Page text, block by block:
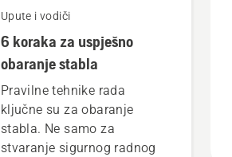
Upute i vodiči
6 koraka za uspješno
obaranje stabla
Pravilne tehnike rada
ključne su za obaranje
stabla. Ne samo za
stvaranje sigurnog radnog